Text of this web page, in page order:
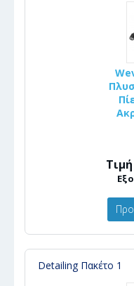
Detailing Πακέτο 1